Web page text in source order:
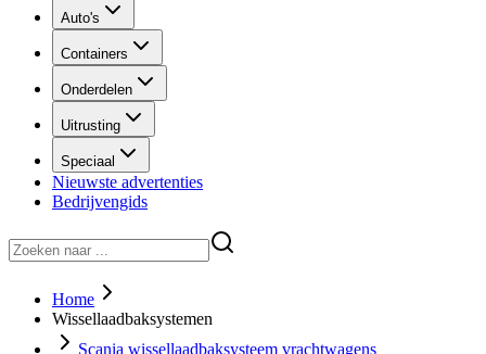
Auto's
Containers
Onderdelen
Uitrusting
Speciaal
Nieuwste advertenties
Bedrijvengids
Home
Wissellaadbaksystemen
Scania wissellaadbaksysteem vrachtwagens